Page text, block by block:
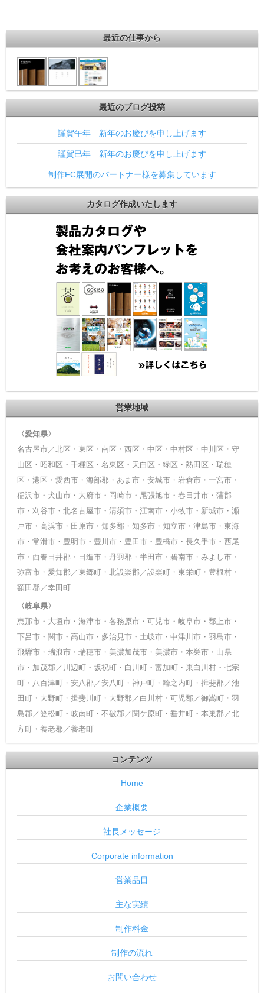
最近の仕事から
最近のブログ投稿
謹賀午年 新年のお慶びを申し上げます
謹賀巳年 新年のお慶びを申し上げます
制作FC展開のパートナー様を募集しています
カタログ作成いたします
営業地域
〈愛知県〉
名古屋市／北区・東区・南区・西区・中区・中村区・中川区・守
山区・昭和区・千種区・名東区・天白区・緑区・熱田区・瑞穂
区・港区・愛西市・海部郡・あま市・安城市・岩倉市・一宮市・
稲沢市・犬山市・大府市・岡崎市・尾張旭市・春日井市・蒲郡
市・刈谷市・北名古屋市・清須市・江南市・小牧市・新城市・瀬
戸市・高浜市・田原市・知多郡・知多市・知立市・津島市・東海
市・常滑市・豊明市・豊川市・豊田市・豊橋市・長久手市・西尾
市・西春日井郡・日進市・丹羽郡・半田市・碧南市・みよし市・
弥富市・愛知郡／東郷町・北設楽郡／設楽町・東栄町・豊根村・
額田郡／幸田町
〈岐阜県〉
恵那市・大垣市・海津市・各務原市・可児市・岐阜市・郡上市・
下呂市・関市・高山市・多治見市・土岐市・中津川市・羽島市・
飛騨市・瑞浪市・瑞穂市・美濃加茂市・美濃市・本巣市・山県
市・加茂郡／川辺町・坂祝町・白川町・富加町・東白川村・七宗
町・八百津町・安八郡／安八町・神戸町・輪之内町・揖斐郡／池
田町・大野町・揖斐川町・大野郡／白川村・可児郡／御嵩町・羽
島郡／笠松町・岐南町・不破郡／関ケ原町・垂井町・本巣郡／北
方町・養老郡／養老町
コンテンツ
Home
企業概要
社長メッセージ
Corporate information
営業品目
主な実績
制作料金
制作の流れ
お問い合わせ